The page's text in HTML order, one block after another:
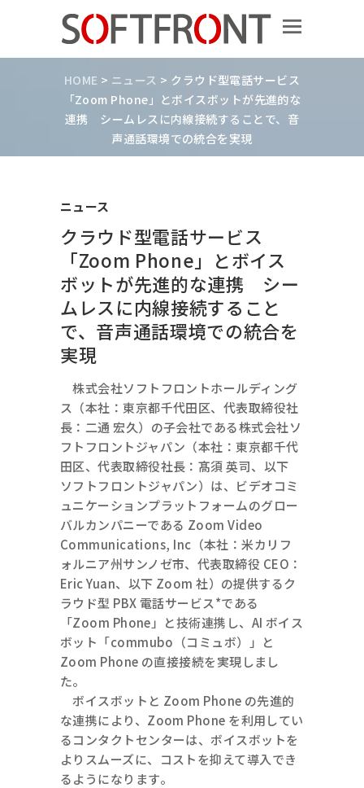
HOME > ニュース > クラウド型電話サービス
「Zoom Phone」とボイスボットが先進的な
連携 シームレスに内線接続することで、音
声通話環境での統合を実現
ニュース
クラウド型電話サービス
「Zoom Phone」とボイス
ボットが先進的な連携 シー
ムレスに内線接続すること
で、音声通話環境での統合を
実現
株式会社ソフトフロントホールディング
ス（本社：東京都千代田区、代表取締役社
長：二通 宏久）の子会社である株式会社ソ
フトフロントジャパン（本社：東京都千代
田区、代表取締役社長：髙須 英司、以下
ソフトフロントジャパン）は、ビデオコミ
ュニケーションプラットフォームのグロー
バルカンパニーである Zoom Video
Communications, Inc（本社：米カリフ
ォルニア州サンノゼ市、代表取締役 CEO：
Eric Yuan、以下 Zoom 社）の提供するク
ラウド型 PBX 電話サービス*である
「Zoom Phone」と技術連携し、AI ボイス
ボット「commubo（コミュボ）」と
Zoom Phone の直接接続を実現しまし
た。
ボイスボットと Zoom Phone の先進的
な連携により、Zoom Phone を利用してい
るコンタクトセンターは、ボイスボットを
よりスムーズに、コストを抑えて導入でき
るようになります。